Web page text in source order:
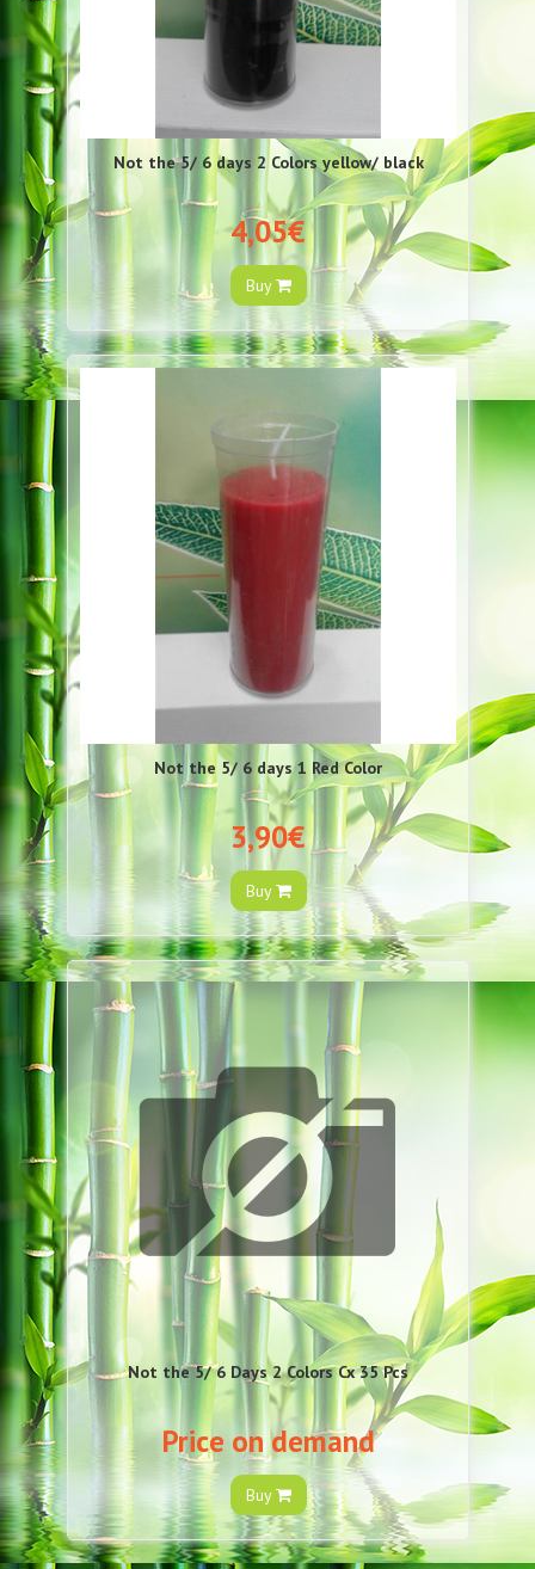
Not the 5/ 6 days 2 Colors yellow/ black
4,05€
Buy
Not the 5/ 6 days 1 Red Color
3,90€
Buy
Not the 5/ 6 Days 2 Colors Cx 35 Pcs
Price on demand
Buy